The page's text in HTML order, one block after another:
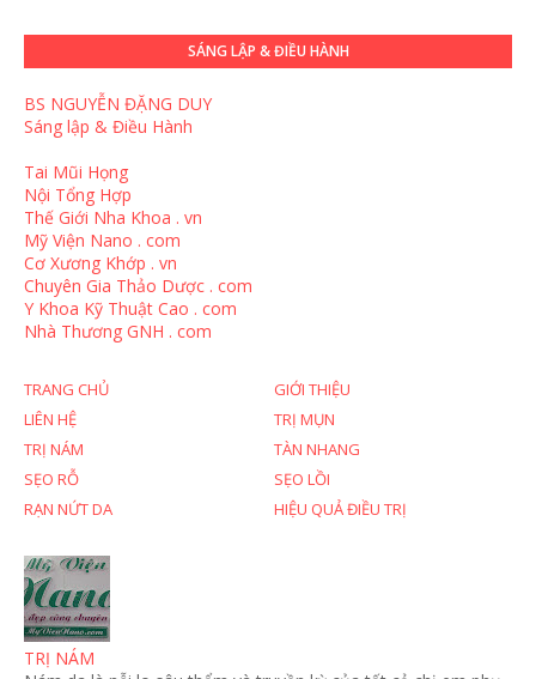
SÁNG LẬP & ĐIỀU HÀNH
BS NGUYỄN ĐẶNG DUY
Sáng lập & Điều Hành
Tai Mũi Họng
Nội Tổng Hợp
Thế Giới Nha Khoa . vn
Mỹ Viện Nano . com
Cơ Xương Khớp . vn
Chuyên Gia Thảo Dược . com
Y Khoa Kỹ Thuật Cao . com
Nhà Thương GNH . com
TRANG CHỦ
GIỚI THIỆU
LIÊN HỆ
TRỊ MỤN
TRỊ NÁM
TÀN NHANG
SẸO RỖ
SẸO LỒI
RẠN NỨT DA
HIỆU QUẢ ĐIỀU TRỊ
TRỊ NÁM